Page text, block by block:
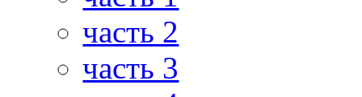
часть 2
часть 3